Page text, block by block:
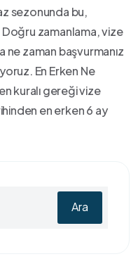
sezonunda bu,
zamanlama, vize
ne zaman başvurmanız
En Erken Ne
kuralı gereği vize
en erken 6 ay
Ara